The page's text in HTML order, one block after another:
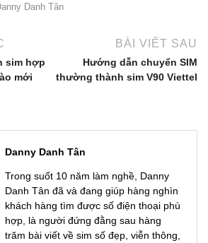
Danh Tân
sim hợp
mới
BÀI VIẾT SAU
Hướng dẫn chuyển SIM
thường thành sim V90 Viettel
Danny Danh Tân
Trong suốt 10 năm làm nghề, Danny
Danh Tân đã và đang giúp hàng nghìn
khách hàng tìm được số điện thoại phù
hợp, là người đứng đằng sau hàng
trăm bài viết về sim số đẹp, viễn thông,